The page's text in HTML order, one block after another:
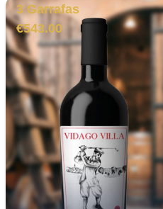
3 Garrafas
€543.00